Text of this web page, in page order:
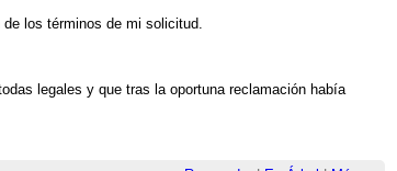
los términos de mi solicitud.
legales y que tras la oportuna reclamación había